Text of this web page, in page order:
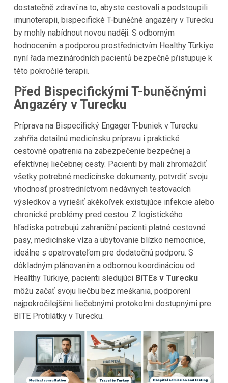
dostatečně zdraví na to, abyste cestovali a podstoupili
imunoterapii, bispecifické T-buněčné angazéry v Turecku
by mohly nabídnout novou naději. S odborným
hodnocením a podporou prostřednictvím Healthy Türkiye
nyní řada mezinárodních pacientů bezpečně přistupuje k
této pokročilé terapii.
Před Bispecifickými T-buněčnými
Angazéry v Turecku
Príprava na Bispecifický Engager T-buniek v Turecku
zahŕňa detailnú medicínsku prípravu i praktické
cestovné opatrenia na zabezpečenie bezpečnej a
efektívnej liečebnej cesty. Pacienti by mali zhromaždiť
všetky potrebné medicínske dokumenty, potvrdiť svoju
vhodnosť prostredníctvom nedávnych testovacích
výsledkov a vyriešiť akékoľvek existujúce infekcie alebo
chronické problémy pred cestou. Z logistického
hľadiska potrebujú zahraniční pacienti platné cestovné
pasy, medicínske víza a ubytovanie blízko nemocnice,
ideálne s opatrovateľom pre dodatočnú podporu. S
dôkladným plánovaním a odbornou koordináciou od
Healthy Türkiye, pacienti sledujúci BiTEs v Turecku
môžu začať svoju liečbu bez meškania, podporení
najpokročilejšími liečebnými protokolmi dostupnými pre
BITE Protilátky v Turecku.